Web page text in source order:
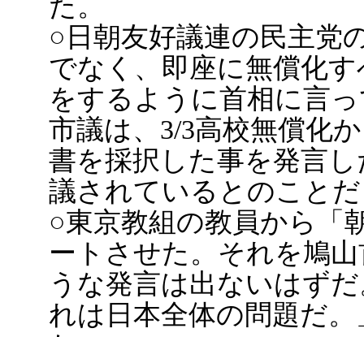
○日朝友好議連の民主党
でなく、即座に無償化
をするように首相に言
市議は、3/3高校無償化
書を採択した事を発言
議されているとのこと
○東京教組の教員から「
ートさせた。それを鳩
うな発言は出ないはず
れは日本全体の問題だ